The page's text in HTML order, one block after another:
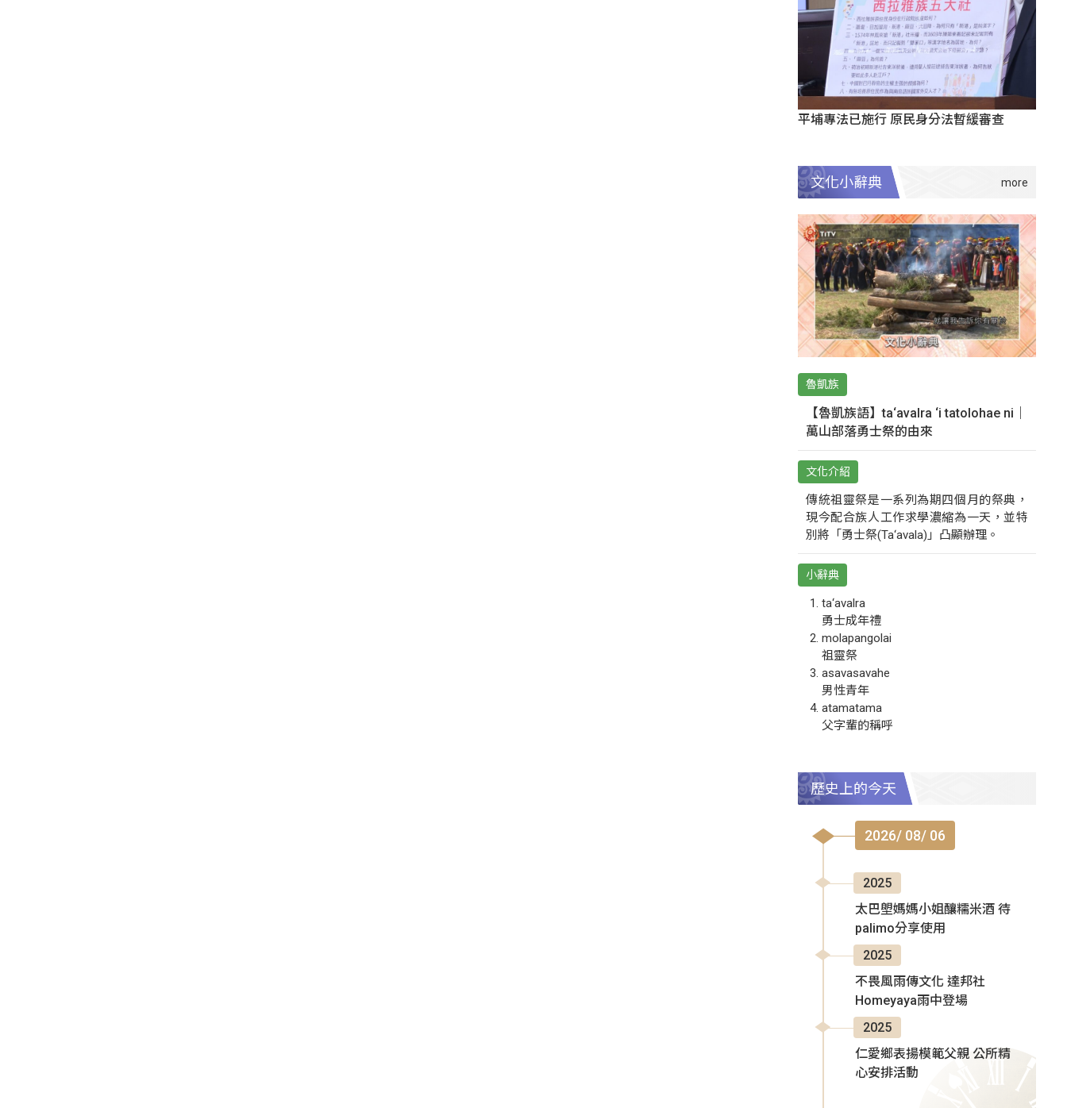
平埔專法已施行 原民身分法暫緩審查
文化小辭典
魯凱族
【魯凱族語】ta‘avalra ‘i tatolohae ni｜
萬山部落勇士祭的由來
文化介紹
傳統祖靈祭是一系列為期四個月的祭典，
現今配合族人工作求學濃縮為一天，並特
別將「勇士祭(Ta‘avala)」凸顯辦理。
小辭典
ta‘avalra
勇士成年禮
molapangolai
祖靈祭
asavasavahe
男性青年
atamatama
父字輩的稱呼
歷史上的今天
2026/ 08/ 06
2025
太巴塱媽媽小姐釀糯米酒 待
palimo分享使用
2025
不畏風雨傳文化 達邦社
Homeyaya雨中登場
2025
仁愛鄉表揚模範父親 公所精
心安排活動